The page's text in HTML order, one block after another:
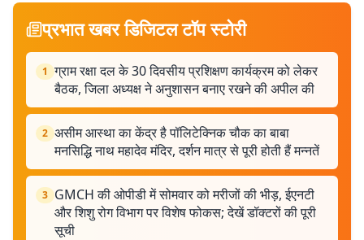
प्रभात खबर डिजिटल टॉप स्टोरी
1 ग्राम रक्षा दल के 30 दिवसीय प्रशिक्षण कार्यक्रम को लेकर
बैठक, जिला अध्यक्ष ने अनुशासन बनाए रखने की अपील की
2 असीम आस्था का केंद्र है पॉलिटेक्निक चौक का बाबा
मनसिद्धि नाथ महादेव मंदिर, दर्शन मात्र से पूरी होती हैं मन्नतें
3 GMCH की ओपीडी में सोमवार को मरीजों की भीड़, ईएनटी
और शिशु रोग विभाग पर विशेष फोकस; देखें डॉक्टरों की पूरी
सूची